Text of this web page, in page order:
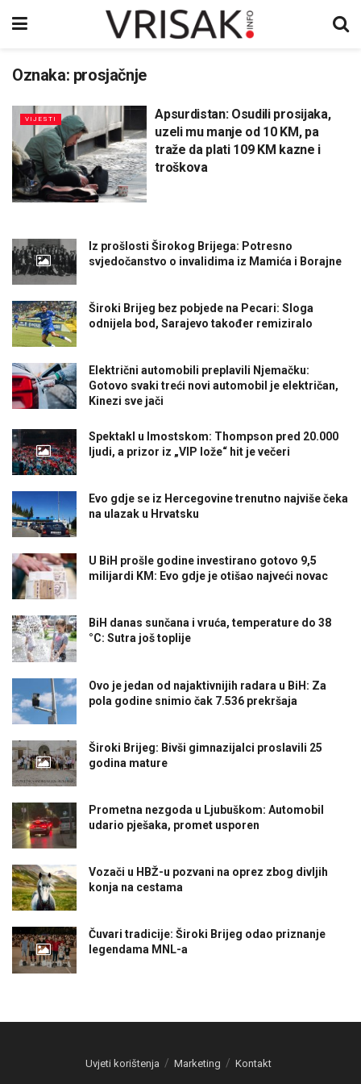
Oznaka: prosjačnje
VIJESTI
Apsurdistan: Osudili prosijaka,
uzeli mu manje od 10 KM, pa
traže da plati 109 KM kazne i
troškova
Iz prošlosti Širokog Brijega: Potresno
svjedočanstvo o invalidima iz Mamića i Borajne
Široki Brijeg bez pobjede na Pecari: Sloga
odnijela bod, Sarajevo također remiziralo
Električni automobili preplavili Njemačku:
Gotovo svaki treći novi automobil je električan,
Kinezi sve jači
Spektakl u Imostskom: Thompson pred 20.000
ljudi, a prizor iz „VIP lože“ hit je večeri
Evo gdje se iz Hercegovine trenutno najviše čeka
na ulazak u Hrvatsku
U BiH prošle godine investirano gotovo 9,5
milijardi KM: Evo gdje je otišao najveći novac
BiH danas sunčana i vruća, temperature do 38
°C: Sutra još toplije
Ovo je jedan od najaktivnijih radara u BiH: Za
pola godine snimio čak 7.536 prekršaja
Široki Brijeg: Bivši gimnazijalci proslavili 25
godina mature
Prometna nezgoda u Ljubuškom: Automobil
udario pješaka, promet usporen
Vozači u HBŽ-u pozvani na oprez zbog divljih
konja na cestama
Čuvari tradicije: Široki Brijeg odao priznanje
legendama MNL-a
Uvjeti korištenja Marketing Kontakt